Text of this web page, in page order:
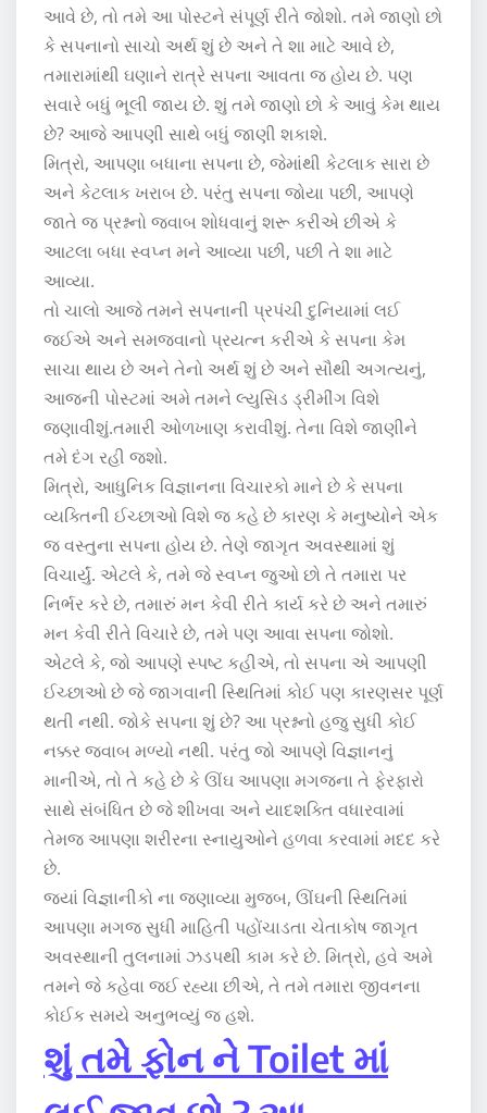
આવે છે, તો તમે આ પોસ્ટને સંપૂર્ણ રીતે જોશો. તમે જાણો છો
કે સપનાનો સાચો અર્થ શું છે અને તે શા માટે આવે છે,
તમારામાંથી ઘણાને રાત્રે સપના આવતા જ હોય છે. પણ
સવારે બધું ભૂલી જાય છે. શું તમે જાણો છો કે આવું કેમ થાય
છે? આજે આપણી સાથે બધું જાણી શકાશે.
મિત્રો, આપણા બધાના સપના છે, જેમાંથી કેટલાક સારા છે
અને કેટલાક ખરાબ છે. પરંતુ સપના જોયા પછી, આપણે
જાતે જ પ્રશ્નનો જવાબ શોધવાનું શરૂ કરીએ છીએ કે
આટલા બધા સ્વપ્ન મને આવ્યા પછી, પછી તે શા માટે
આવ્યા.
તો ચાલો આજે તમને સપનાની પ્રપંચી દુનિયામાં લઈ
જઈએ અને સમજવાનો પ્રયત્ન કરીએ કે સપના કેમ
સાચા થાય છે અને તેનો અર્થ શું છે અને સૌથી અગત્યનું,
આજની પોસ્ટમાં અમે તમને લ્યુસિડ ડ્રીમીંગ વિશે
જણાવીશું.તમારી ઓળખાણ કરાવીશું. તેના વિશે જાણીને
તમે દંગ રહી જશો.
મિત્રો, આધુનિક વિજ્ઞાનના વિચારકો માને છે કે સપના
વ્યક્તિની ઈચ્છાઓ વિશે જ કહે છે કારણ કે મનુષ્યોને એક
જ વસ્તુના સપના હોય છે. તેણે જાગૃત અવસ્થામાં શું
વિચાર્યું. એટલે કે, તમે જે સ્વપ્ન જુઓ છો તે તમારા પર
નિર્ભર કરે છે, તમારું મન કેવી રીતે કાર્ય કરે છે અને તમારું
મન કેવી રીતે વિચારે છે, તમે પણ આવા સપના જોશો.
એટલે કે, જો આપણે સ્પષ્ટ કહીએ, તો સપના એ આપણી
ઈચ્છાઓ છે જે જાગવાની સ્થિતિમાં કોઈ પણ કારણસર પૂર્ણ
થતી નથી. જોકે સપના શું છે? આ પ્રશ્નનો હજુ સુધી કોઈ
નક્કર જવાબ મળ્યો નથી. પરંતુ જો આપણે વિજ્ઞાનનું
માનીએ, તો તે કહે છે કે ઊંઘ આપણા મગજના તે ફેરફારો
સાથે સંબંધિત છે જે શીખવા અને યાદશક્તિ વધારવામાં
તેમજ આપણા શરીરના સ્નાયુઓને હળવા કરવામાં મદદ કરે
છે.
જ્યાં વિજ્ઞાનીકો ના જણાવ્યા મુજબ, ઊંઘની સ્થિતિમાં
આપણા મગજ સુધી માહિતી પહોંચાડતા ચેતાકોષ જાગૃત
અવસ્થાની તુલનામાં ઝડપથી કામ કરે છે. મિત્રો, હવે અમે
તમને જે કહેવા જઈ રહ્યા છીએ, તે તમે તમારા જીવનના
કોઈક સમયે અનુભવ્યું જ હશે.
શું તમે ફોન ને Toilet માં